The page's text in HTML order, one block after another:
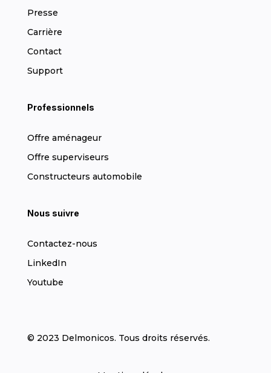
Presse
Carrière
Contact
Support
Professionnels
Offre aménageur
Offre superviseurs
Constructeurs automobile
Nous suivre
Contactez-nous
LinkedIn
Youtube
© 2023 Delmonicos. Tous droits réservés.